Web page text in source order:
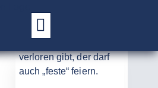
EINBLICKE
verloren gibt, der darf
auch „feste“ feiern.